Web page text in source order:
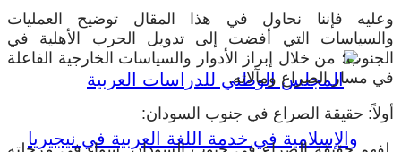
وعليه فإننا نحاول في هذا المقال توضيح العمليات
والسياسات التي أفضت إلى تدويل الحرب الأهلية في
الجنوب؛ من خلال إبراز الأدوار والسياسات الخارجية الفاعلة
في مسار الصراع ومآلاته.
أولاً: حقيقة الصراع في جنوب السودان: